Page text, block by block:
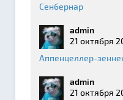
Сенбернар
admin
21 октября
Аппенцеллер-
admin
21 октября